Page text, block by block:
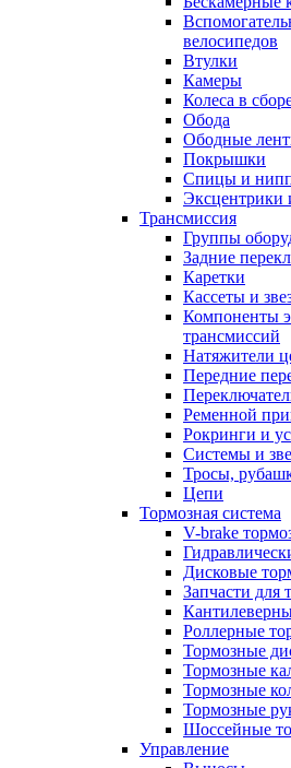
велосипедов
Втулки
Камеры
Колеса в
Обода
Ободные
Покрышки
Спицы и
Эксцентрики
Трансмиссия
Группы
Задние
Каретки
Кассеты и
Компоненты
трансмиссий
Натяжители
Передние
Ременной
Рокринги и
Системы и
Тросы,
Цепи
Тормозная система
V-brake
Дисковые
Запчасти для
Роллерные
Тормозные
Тормозные
Тормозные
Тормозные
Шоссейные
Управление